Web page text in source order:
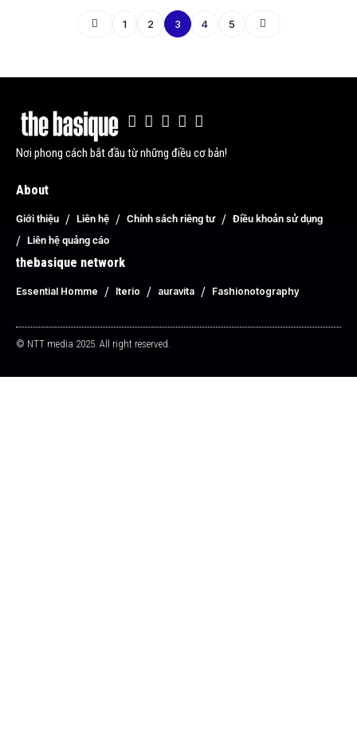
1 2 3 4 5
Nơi phong cách bắt đầu từ những điều cơ bản!
About
Giới thiệu Liên hệ Chính sách riêng tư
Điều khoản sử dụng
Liên hệ quảng cáo
thebasique network
Essential Homme Iterio auravita Fashionotography
© NTT media 2025. All right reserved.